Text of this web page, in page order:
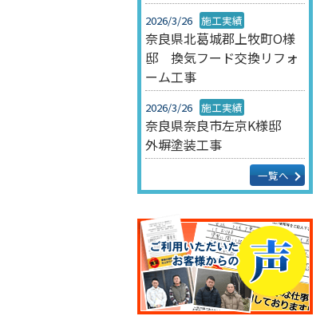
2026/3/26 施工実績
奈良県北葛城郡上牧町O様
邸 換気フード交換リフォ
ーム工事
2026/3/26 施工実績
奈良県奈良市左京K様邸
外塀塗装工事
一覧へ